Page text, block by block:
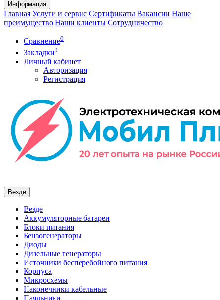
Информация
Главная Услуги и сервис Сертификаты Вакансии Наше
преимущество Наши клиенты Сотрудничество
Сравнение0
Закладки0
Личный кабинет
Авторизация
Регистрация
Везде
Везде
Аккумуляторные батареи
Блоки питания
Бензогенераторы
Диоды
Дизельные генераторы
Источники бесперебойного питания
Корпуса
Микросхемы
Наконечники кабельные
Паяльники